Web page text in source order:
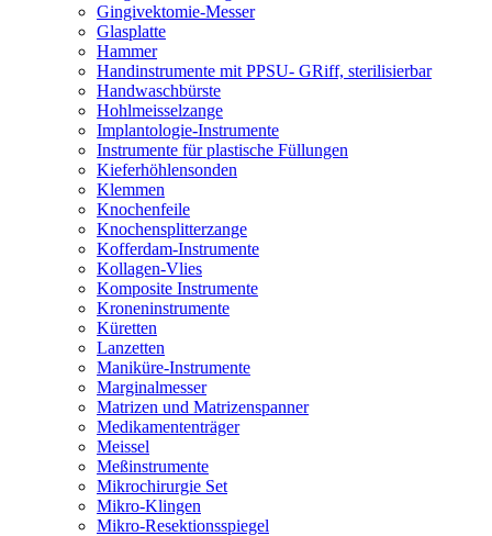
Gingivektomie-Messer
Glasplatte
Hammer
Handinstrumente mit PPSU- GRiff, sterilisierbar
Handwaschbürste
Hohlmeisselzange
Implantologie-Instrumente
Instrumente für plastische Füllungen
Kieferhöhlensonden
Klemmen
Knochenfeile
Knochensplitterzange
Kofferdam-Instrumente
Kollagen-Vlies
Komposite Instrumente
Kroneninstrumente
Küretten
Lanzetten
Maniküre-Instrumente
Marginalmesser
Matrizen und Matrizenspanner
Medikamententräger
Meissel
Meßinstrumente
Mikrochirurgie Set
Mikro-Klingen
Mikro-Resektionsspiegel